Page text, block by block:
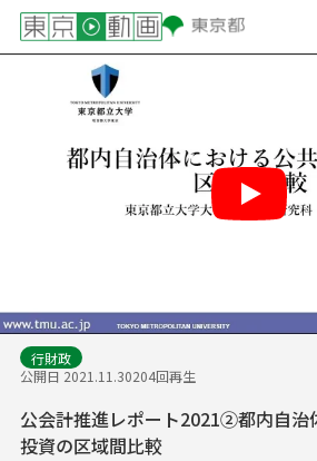
行財政
公開日 2021.11.30204回再生
公会計推進レポート2021②都内自治
投資の区域間比較